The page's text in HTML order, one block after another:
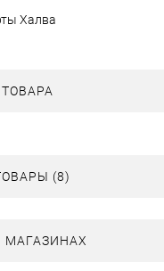
Халва
(8)
МАГАЗИНАХ